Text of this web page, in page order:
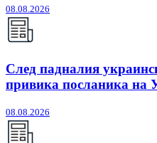
08.08.2026
След падналия
привика посланика на
08.08.2026